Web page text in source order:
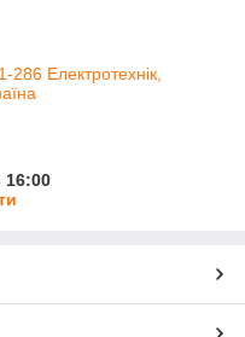
Електротехнік,
16:00